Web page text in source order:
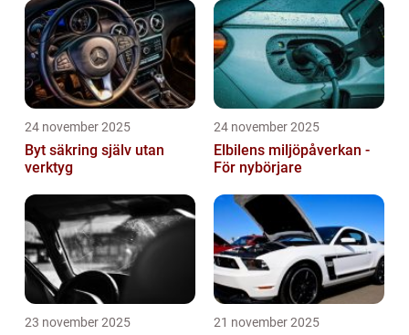
24 november 2025
Byt säkring själv utan
verktyg
24 november 2025
Elbilens miljöpåverkan -
För nybörjare
23 november 2025 21 november 2025